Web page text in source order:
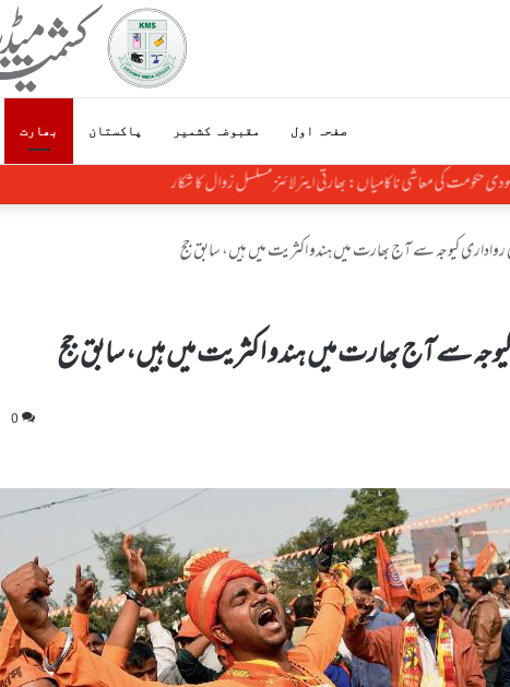
صفحہ اول مقبوضہ کشمیر پاکستان بھارت
حکومت کی معاشی ناکامیاں: بھارتی ایئرلائنز مسلسل زوال کا شکار
رواداری کیوجہ سے آج بھارت میں ہندو اکثریت میں ہیں، سابق جج
سے آج بھارت میں ہندو اکثریت میں ہیں، سابق جج
0